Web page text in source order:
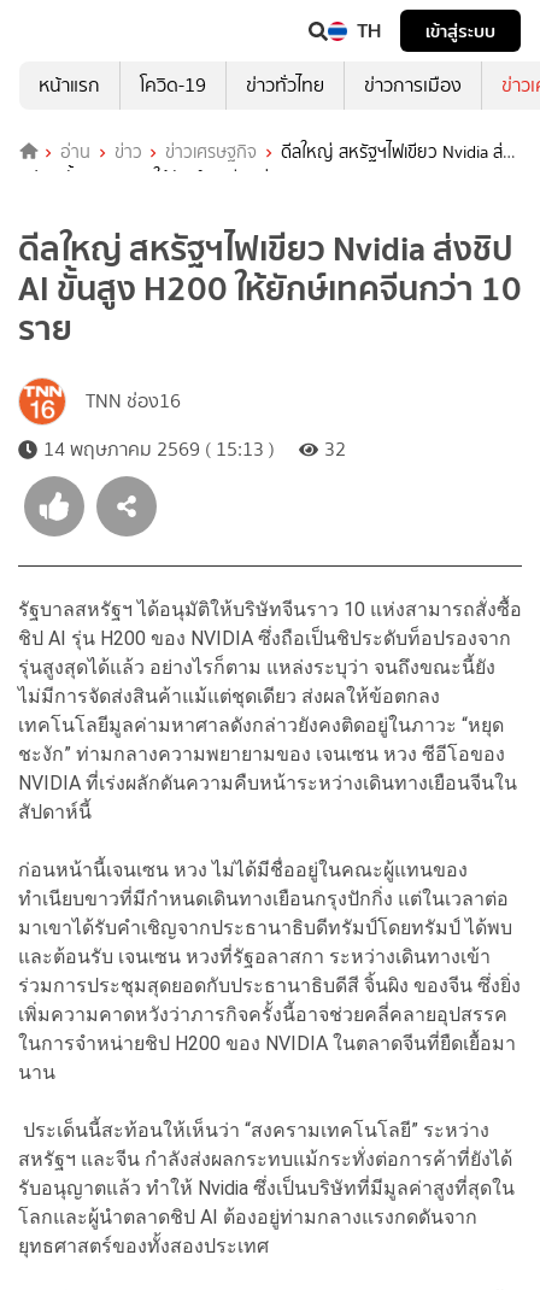
TH
เข้าสู่ระบบ
หน้าแรก
โควิด-19 ข่าวทั่วไทย ข่าวการเมือง ข่าว
อ่าน ข่าว ข่าวเศรษฐกิจ
ดีลใหญ่ สหรัฐฯไฟเขียว Nvidia ส่ง
ชิป AI ขั้นสูง H200 ให้ยักษ์เทคจีนกว่า 10 ราย
ดีลใหญ่ สหรัฐฯไฟเขียว Nvidia ส่งชิป
AI ขั้นสูง H200 ให้ยักษ์เทคจีนกว่า 10
ราย
TNN ช่อง16
14 พฤษภาคม 2569 ( 15:13 )
32
รัฐบาลสหรัฐฯ ได้อนุมัติให้บริษัทจีนราว 10 แห่งสามารถสั่งซื้อ
ชิป AI รุ่น H200 ของ NVIDIA ซึ่งถือเป็นชิประดับท็อปรองจาก
รุ่นสูงสุดได้แล้ว อย่างไรก็ตาม แหล่งระบุว่า จนถึงขณะนี้ยัง
ไม่มีการจัดส่งสินค้าแม้แต่ชุดเดียว ส่งผลให้ข้อตกลง
เทคโนโลยีมูลค่ามหาศาลดังกล่าวยังคงติดอยู่ในภาวะ “หยุด
ชะงัก” ท่ามกลางความพยายามของ เจนเซน หวง ซีอีโอของ
NVIDIA ที่เร่งผลักดันความคืบหน้าระหว่างเดินทางเยือนจีนใน
สัปดาห์นี้
ก่อนหน้านี้เจนเซน หวง ไม่ได้มีชื่ออยู่ในคณะผู้แทนของ
ทำเนียบขาวที่มีกำหนดเดินทางเยือนกรุงปักกิ่ง แต่ในเวลาต่อ
มาเขาได้รับคำเชิญจากประธานาธิบดีทรัมป์โดยทรัมป์ ได้พบ
และต้อนรับ เจนเซน หวงที่รัฐอลาสกา ระหว่างเดินทางเข้า
ร่วมการประชุมสุดยอดกับประธานาธิบดีสี จิ้นผิง ของจีน ซึ่งยิ่ง
เพิ่มความคาดหวังว่าภารกิจครั้งนี้อาจช่วยคลี่คลายอุปสรรค
ในการจำหน่ายชิป H200 ของ NVIDIA ในตลาดจีนที่ยืดเยื้อมา
นาน
ประเด็นนี้สะท้อนให้เห็นว่า “สงครามเทคโนโลยี” ระหว่าง
สหรัฐฯ และจีน กำลังส่งผลกระทบแม้กระทั่งต่อการค้าที่ยังได้
รับอนุญาตแล้ว ทำให้ Nvidia ซึ่งเป็นบริษัทที่มีมูลค่าสูงที่สุดใน
โลกและผู้นำตลาดชิป AI ต้องอยู่ท่ามกลางแรงกดดันจาก
ยุทธศาสตร์ของทั้งสองประเทศ